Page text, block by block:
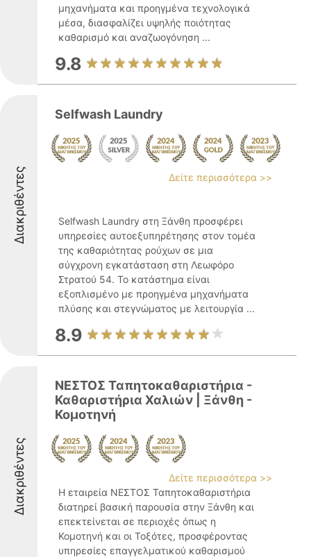
μηχανήματα και προηγμένα τεχνολογικά
μέσα, διασφαλίζει υψηλής ποιότητας
καθαρισμό και αναζωογόνηση ...
9.8
Διακριθέντες
Selfwash Laundry
Δείτε περισσότερα >>
Selfwash Laundry στη Ξάνθη προσφέρει
υπηρεσίες αυτοεξυπηρέτησης στον τομέα
της καθαριότητας ρούχων σε μια
σύγχρονη εγκατάσταση στη Λεωφόρο
Στρατού 54. Το κατάστημα είναι
εξοπλισμένο με προηγμένα μηχανήματα
πλύσης και στεγνώματος με λειτουργία ...
8.9
Διακριθέντες
ΝΕΣΤΟΣ Ταπητοκαθαριστήρια -
Καθαριστήρια Χαλιών | Ξάνθη -
Κομοτηνή
Δείτε περισσότερα >>
Η εταιρεία ΝΕΣΤΟΣ Ταπητοκαθαριστήρια
διατηρεί βασική παρουσία στην Ξάνθη και
επεκτείνεται σε περιοχές όπως η
Κομοτηνή και οι Τοξότες, προσφέροντας
υπηρεσίες επαγγελματικού καθαρισμού